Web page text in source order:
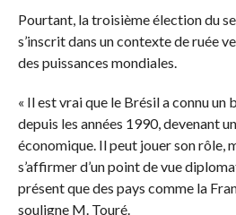
Pourtant, la troisième élection du
s’inscrit dans un contexte de ruée
des puissances mondiales.
« Il est vrai que le Brésil a connu un
depuis les années 1990, devenant
économique. Il peut jouer son rôle,
s’affirmer d’un point de vue
présent que des pays comme la
souligne M. Touré.